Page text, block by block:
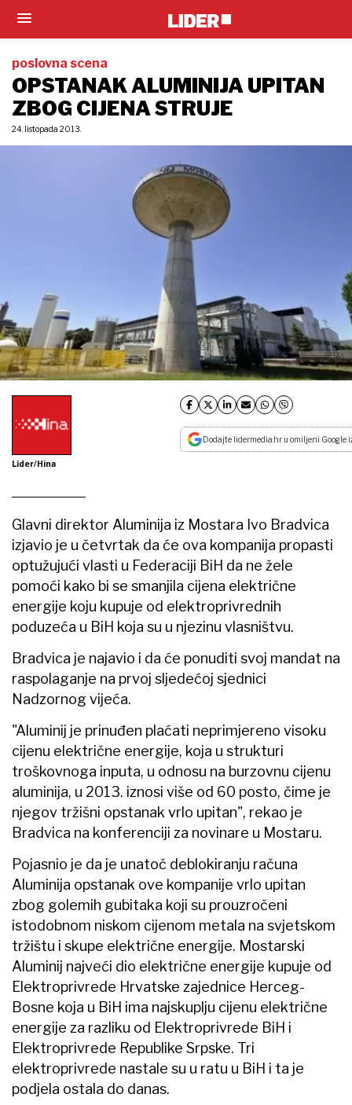
poslovna scena
OPSTANAK ALUMINIJA UPITAN
ZBOG CIJENA STRUJE
24. listopada 2013.
Lider/Hina
Dodajte lidermedia.hr u omiljeni Google
Glavni direktor Aluminija iz Mostara Ivo Bradvica
izjavio je u četvrtak da će ova kompanija propasti
optužujući vlasti u Federaciji BiH da ne žele
pomoći kako bi se smanjila cijena električne
energije koju kupuje od elektroprivrednih
poduzeća u BiH koja su u njezinu vlasništvu.
Bradvica je najavio i da će ponuditi svoj mandat na
raspolaganje na prvoj sljedećoj sjednici
Nadzornog vijeća.
"Aluminij je prinuđen plaćati neprimjereno visoku
cijenu električne energije, koja u strukturi
troškovnoga inputa, u odnosu na burzovnu cijenu
aluminija, u 2013. iznosi više od 60 posto, čime je
njegov tržišni opstanak vrlo upitan", rekao je
Bradvica na konferenciji za novinare u Mostaru.
Pojasnio je da je unatoč deblokiranju računa
Aluminija opstanak ove kompanije vrlo upitan
zbog golemih gubitaka koji su prouzročeni
istodobnom niskom cijenom metala na svjetskom
tržištu i skupe električne energije. Mostarski
Aluminij najveći dio električne energije kupuje od
Elektroprivrede Hrvatske zajednice Herceg-
Bosne koja u BiH ima najskuplju cijenu električne
energije za razliku od Elektroprivrede BiH i
Elektroprivrede Republike Srpske. Tri
elektroprivrede nastale su u ratu u BiH i ta je
podjela ostala do danas.